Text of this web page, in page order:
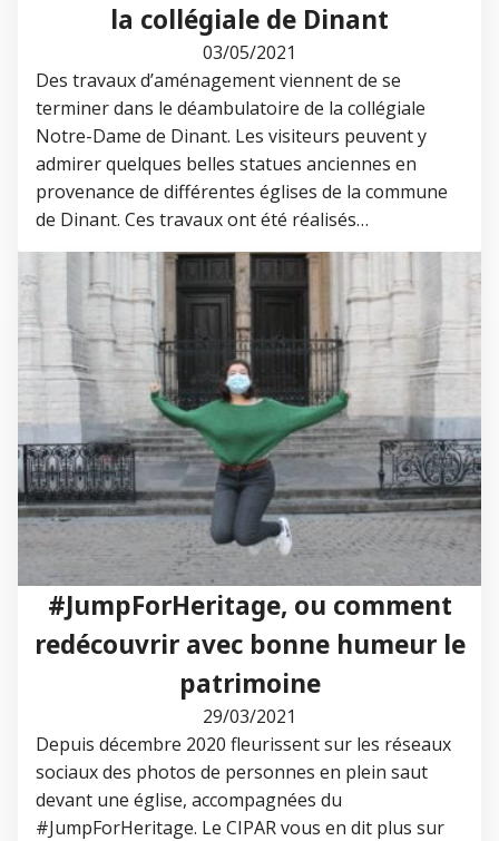
la collégiale de Dinant
03/05/2021
Des travaux d’aménagement viennent de se
terminer dans le déambulatoire de la collégiale
Notre-Dame de Dinant. Les visiteurs peuvent y
admirer quelques belles statues anciennes en
provenance de différentes églises de la commune
de Dinant. Ces travaux ont été réalisés…
#JumpForHeritage, ou comment
redécouvrir avec bonne humeur le
patrimoine
29/03/2021
Depuis décembre 2020 fleurissent sur les réseaux
sociaux des photos de personnes en plein saut
devant une église, accompagnées du
#JumpForHeritage. Le CIPAR vous en dit plus sur